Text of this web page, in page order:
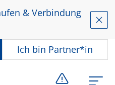
& Verbindung
dieses Angebot?
Ich bin Partner*in